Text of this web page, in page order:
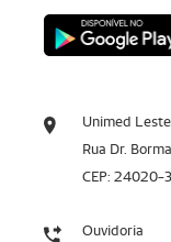
Unimed
Rua Dr.
CEP: 24020-
Ouvidoria